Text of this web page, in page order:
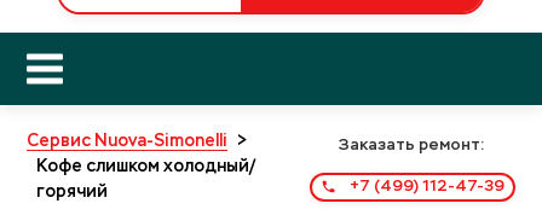
Сервис Nuova-Simonelli
>
Кофе слишком холодный/
горячий
Заказать ремонт:
+7 (499) 112-47-39